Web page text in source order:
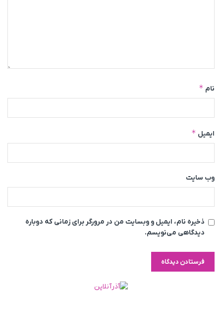
نام *
ایمیل *
وب‌ سایت
ذخیره نام، ایمیل و وبسایت من در مرورگر برای زمانی که دوباره
دیدگاهی می‌نویسم.